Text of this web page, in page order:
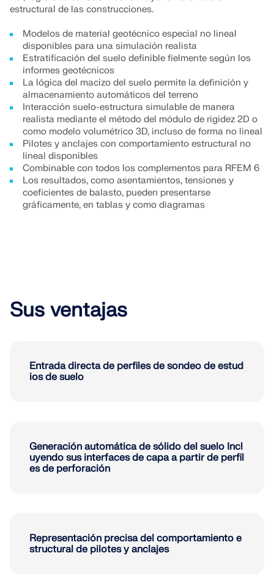
RWIND 3
Más información
Dlubal API
Su puerta al modelado
Explorar API
Documentación de API
Suscripciones y precios
SABER MÁS
Obtén ayuda experta siempre que la necesites. Disfruta
Contrato de Servicio Pro.
OBTENER SOPORTE
Miles de estudiantes en todo el mundo ya se benefician
OBTENER LICENCIA GRATUITA
Nuestros ingenieros dedicados están aquí para ayudarte
los desafíos técnicos, en cualquier momento y lugar.
CONECTAR CON EL SOPORTE TÉCNICO
Encuentra el trabajo de tus sueños
Únete a un líder mundial en software de ingeniería y lleva
EXPLORE LAS VACANTES DISPONIBLES
estructural de las construcciones.
Modelos de material geotécnico especial no lineal
disponibles para una simulación realista
Estratificación del suelo definible fielmente según los
informes geotécnicos
La lógica del macizo del suelo permite la definición y
almacenamiento automáticos del terreno
Interacción suelo-estructura simulable de manera
realista mediante el método del módulo de rigidez 2D o
como modelo volumétrico 3D, incluso de forma no lineal
Pilotes y anclajes con comportamiento estructural no
lineal disponibles
Combinable con todos los complementos para RFEM 6
Los resultados, como asentamientos, tensiones y
coeficientes de balasto, pueden presentarse
gráficamente, en tablas y como diagramas
Sus ventajas
Entrada directa de perfiles de sondeo de estud
ios de suelo
Generación automática de sólido del suelo Incl
uyendo sus interfaces de capa a partir de perfil
es de perforación
Representación precisa del comportamiento e
structural de pilotes y anclajes